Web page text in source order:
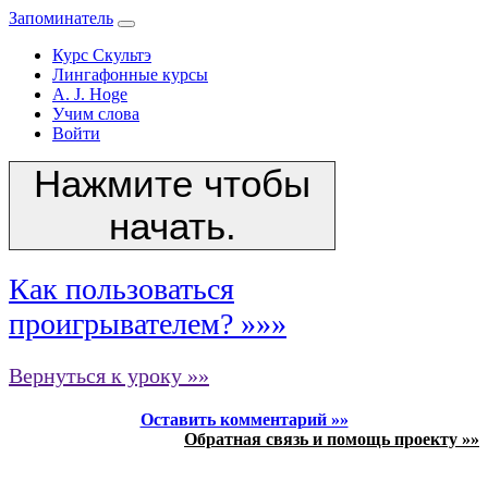
Запоминатель
Курс Скультэ
Лингафонные курсы
A. J. Hoge
Учим слова
Войти
Нажмите чтобы
начать.
Как пользоваться
проигрывателем? »»»
Вернуться к уроку »»
Оставить комментарий »»
Обратная связь и помощь проекту »»